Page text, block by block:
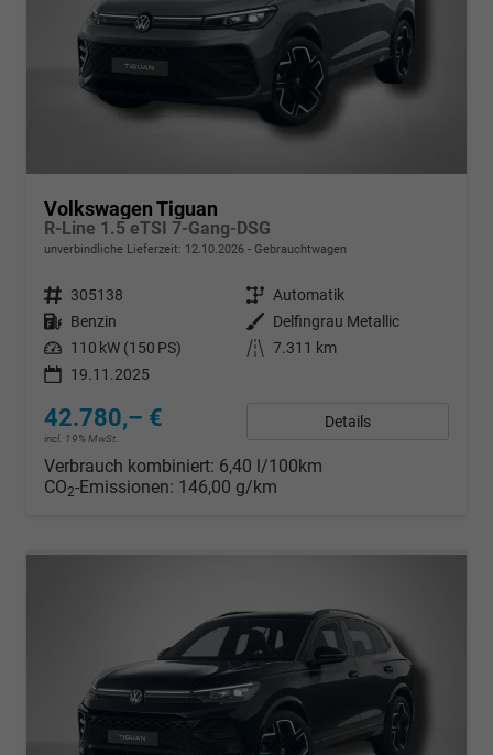
Volkswagen Tiguan
R-Line 1.5 eTSI 7-Gang-DSG
unverbindliche Lieferzeit: 12.10.2026 Gebrauchtwagen
Fahrzeugnr. 305138 Getriebe Automatik
Kraftstoff Benzin Außenfarbe
Delfingrau Metallic
Leistung 110 kW (150 PS) Kilometerstand 7.311 km
19.11.2025
42.780,– €
incl. 19% MwSt.
Details
Verbrauch kombiniert: 6,40 l/100km
CO2-Emissionen: 146,00 g/km